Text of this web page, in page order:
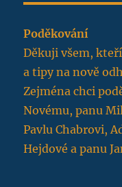
Poděkování
Děkuji všem,
a tipy na nově
Zejména chci
Novému, panu
Pavlu Chabrovi,
Hejdové a panu